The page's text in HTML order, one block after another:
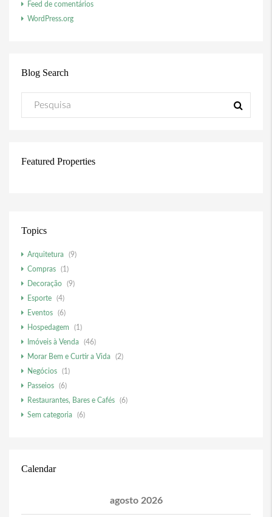
Feed de comentários
WordPress.org
Blog Search
Featured Properties
Topics
Arquitetura
(9)
Compras
(1)
Decoração
(9)
Esporte
(4)
Eventos
(6)
Hospedagem
(1)
Imóveis à Venda
(46)
Morar Bem e Curtir a Vida
(2)
Negócios
(1)
Passeios
(6)
Restaurantes, Bares e Cafés
(6)
Sem categoria
(6)
Calendar
agosto 2026